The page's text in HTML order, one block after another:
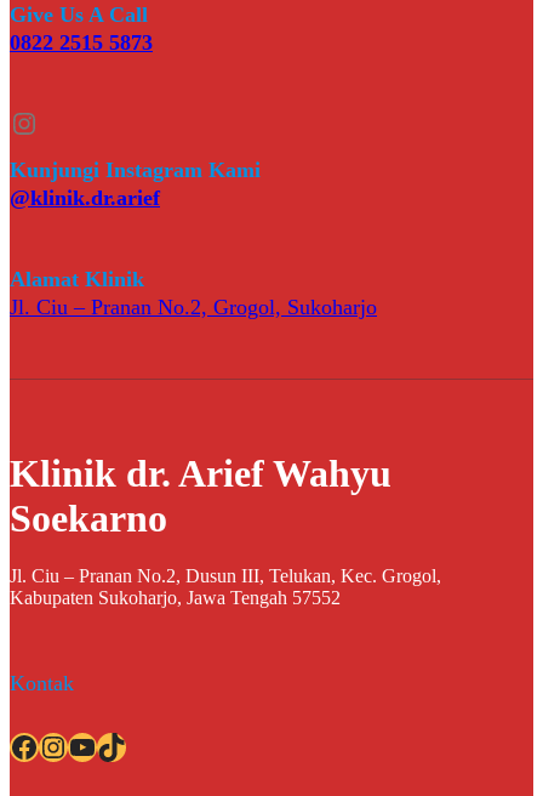
Give Us A Call
0822 2515 5873
Instagram
Kunjungi Instagram Kami
@klinik.dr.arief
Alamat Klinik
Jl. Ciu – Pranan No.2, Grogol, Sukoharjo
Klinik dr. Arief Wahyu
Soekarno
Jl. Ciu – Pranan No.2, Dusun III, Telukan, Kec. Grogol,
Kabupaten Sukoharjo, Jawa Tengah 57552
Kontak
Facebook InstagramYouTube TikTok